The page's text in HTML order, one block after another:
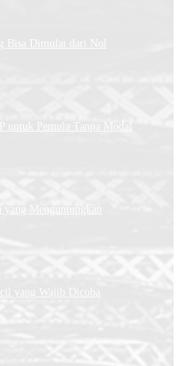
Bisa Dimulai dari Nol
untuk Pemula Tanpa Modal
Menguntungkan
yang Wajib Dicoba